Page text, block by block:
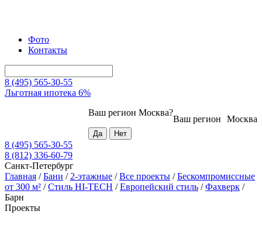
Фото
Контакты
8 (495) 565-30-55
Льготная ипотека 6%
Москва
Ваш регион
Ваш регион Москва?
8 (495) 565-30-55
8 (812) 336-60-79
Санкт-Петербург
Главная /Бани / 2-этажные /Все проекты /Бескомпромиссные
от 300 м² /Стиль HI-TECH /Европейский стиль /Фахверк /
Барн
Проекты